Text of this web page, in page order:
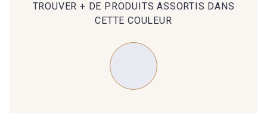
TROUVER + DE PRODUITS ASSORTIS DANS
CETTE COULEUR
Pour vous, couture rime avec détente ?
Vous aimez les beaux tissus ?
nouveautés, d’inspirations et de promotions.
Je m'abonne à la newsletter